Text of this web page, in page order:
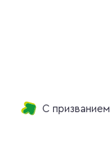
С призванием